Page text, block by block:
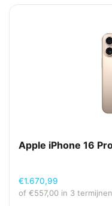
Apple iPhone 16
€1.670,99
of €557,00 in 3 termijnen